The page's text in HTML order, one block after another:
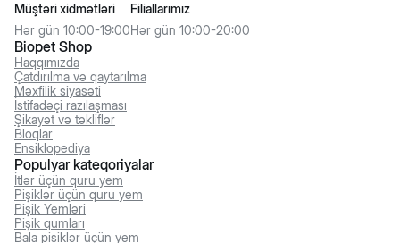
Biopet Shop
Haqqımızda
Çatdırılma və qaytarılma
Məxfilik siyasəti
İstifadəçi razılaşması
Şikayət və təkliflər
Bloqlar
Ensiklopediya
Müştəri xidmətləri
Hər gün 10:00-19:00
Filiallarımız
Hər gün 10:00-20:00
Populyar kateqoriyalar
İtlər üçün quru yem
Pişiklər üçün quru yem
Pişik Yemləri
Pişik qumları
Bala pişiklər üçün yem